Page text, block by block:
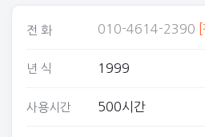
전 화 010-4614-2390
년 식 1999
사용시간 500시간